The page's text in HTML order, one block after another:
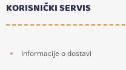
KORISNIČKI SERVIS
Informacije o dostavi